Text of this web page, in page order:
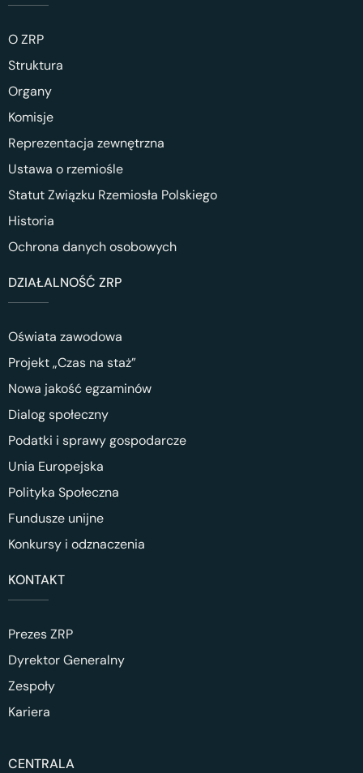
O ZRP
Struktura
Organy
Komisje
Reprezentacja zewnętrzna
Ustawa o rzemiośle
Statut Związku Rzemiosła Polskiego
Historia
Ochrona danych osobowych
DZIAŁALNOŚĆ ZRP
Oświata zawodowa
Projekt „Czas na staż”
Nowa jakość egzaminów
Dialog społeczny
Podatki i sprawy gospodarcze
Unia Europejska
Polityka Społeczna
Fundusze unijne
Konkursy i odznaczenia
KONTAKT
Prezes ZRP
Dyrektor Generalny
Zespoły
Kariera
CENTRALA